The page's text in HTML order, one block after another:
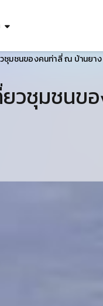
ชุมชนของคนท่าลี่ ณ บ้านยา
ยวชุมชน